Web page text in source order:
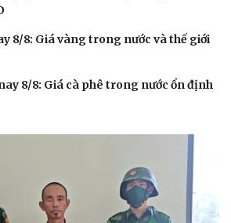
8/8: Giá vàng trong nước và thế giới
8/8: Giá cà phê trong nước ổn định